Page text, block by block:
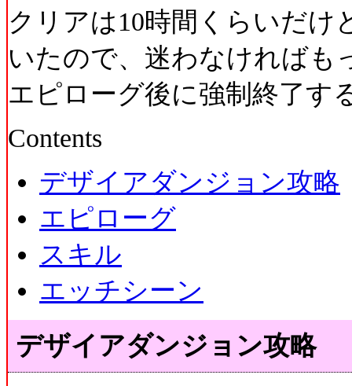
クリアは10時間くらいだけ
いたので、迷わなければも
エピローグ後に強制終了す
Contents
デザイアダンジョン攻略
エピローグ
スキル
エッチシーン
デザイアダンジョン攻略